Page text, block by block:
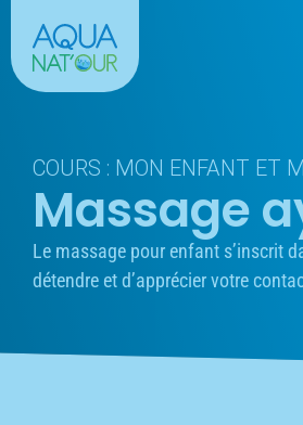
COURS : MON ENFANT ET
Massage
Le massage pour enfant s’inscrit
détendre et d’apprécier votre